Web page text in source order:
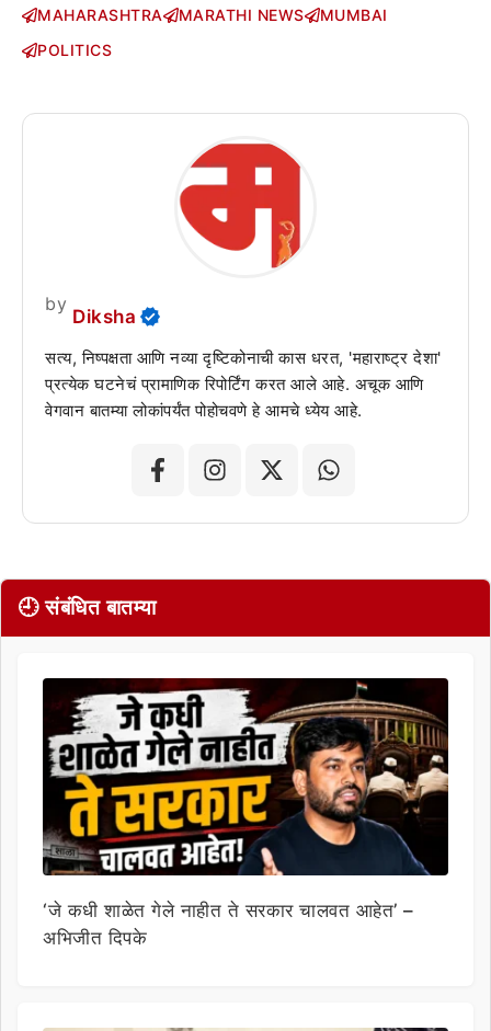
MAHARASHTRA MARATHI NEWS
MUMBAI
POLITICS
by
Diksha
सत्य, निष्पक्षता आणि नव्या दृष्टिकोनाची कास धरत, 'महाराष्ट्र देशा'
प्रत्येक घटनेचं प्रामाणिक रिपोर्टिंग करत आले आहे. अचूक आणि
वेगवान बातम्या लोकांपर्यंत पोहोचवणे हे आमचे ध्येय आहे.
🕘 संबंधित बातम्या
‘जे कधी शाळेत गेले नाहीत ते सरकार चालवत आहेत’ –
अभिजीत दिपके